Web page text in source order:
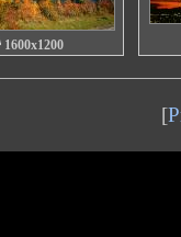
1600x1200
[